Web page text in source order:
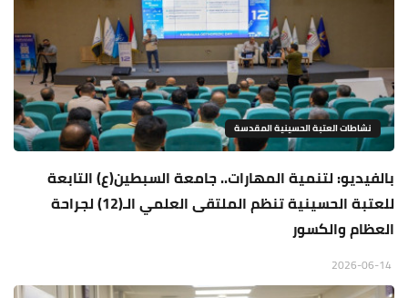
نشاطات العتبة الحسينية المقدسة
بالفيديو: لتنمية المهارات.. جامعة السبطين(ع) التابعة
للعتبة الحسينية تنظم الملتقى العلمي الـ(12) لجراحة
العظام والكسور